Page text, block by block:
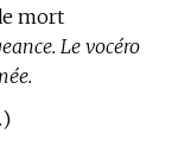
mort
Le vocéro
)